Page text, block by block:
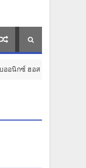
สพิทาลิตี้